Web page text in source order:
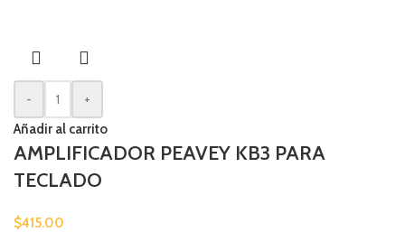
-
+
Añadir al carrito
AMPLIFICADOR PEAVEY KB3 PARA
TECLADO
$415.00